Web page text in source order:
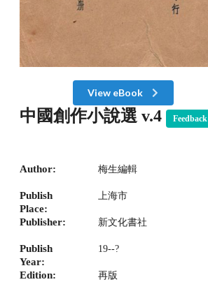
View eBook
中國創作小說選 v.4 Feedback
Author: 梅生編輯
Publish
Place:
上海市
Publisher: 新文化書社
Publish
Year:
19--?
Edition: 再版